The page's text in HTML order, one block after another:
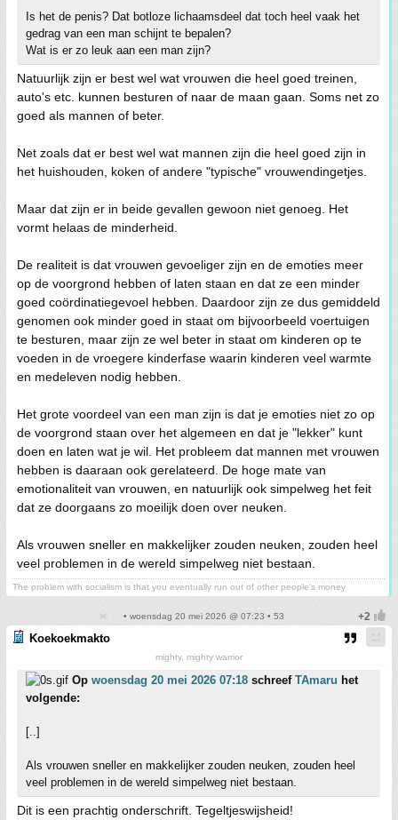
Is het de penis? Dat botloze lichaamsdeel dat toch heel vaak het
gedrag van een man schijnt te bepalen?
Wat is er zo leuk aan een man zijn?
Natuurlijk zijn er best wel wat vrouwen die heel goed treinen,
auto's etc. kunnen besturen of naar de maan gaan. Soms net zo
goed als mannen of beter.
Net zoals dat er best wel wat mannen zijn die heel goed zijn in
het huishouden, koken of andere "typische" vrouwendingetjes.
Maar dat zijn er in beide gevallen gewoon niet genoeg. Het
vormt helaas de minderheid.
De realiteit is dat vrouwen gevoeliger zijn en de emoties meer
op de voorgrond hebben of laten staan en dat ze een minder
goed coördinatiegevoel hebben. Daardoor zijn ze dus gemiddeld
genomen ook minder goed in staat om bijvoorbeeld voertuigen
te besturen, maar zijn ze wel beter in staat om kinderen op te
voeden in de vroegere kinderfase waarin kinderen veel warmte
en medeleven nodig hebben.
Het grote voordeel van een man zijn is dat je emoties niet zo op
de voorgrond staan over het algemeen en dat je "lekker" kunt
doen en laten wat je wil. Het probleem dat mannen met vrouwen
hebben is daaraan ook gerelateerd. De hoge mate van
emotionaliteit van vrouwen, en natuurlijk ook simpelweg het feit
dat ze doorgaans zo moeilijk doen over neuken.
Als vrouwen sneller en makkelijker zouden neuken, zouden heel
veel problemen in de wereld simpelweg niet bestaan.
The problem with socialism is that you eventually run out of other people's money
• woensdag 20 mei 2026 @ 07:23 • 53
Koekoekmakto
mighty, mighty warrior
Op woensdag 20 mei 2026 07:18 schreef TAmaru het
volgende:
[..]
Als vrouwen sneller en makkelijker zouden neuken, zouden heel
veel problemen in de wereld simpelweg niet bestaan.
Dit is een prachtig onderschrift. Tegeltjeswijsheid!